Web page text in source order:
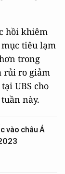
hồi khiêm
tiêu lạm
trong
rủi ro giảm
UBS cho
này.
vào châu Á